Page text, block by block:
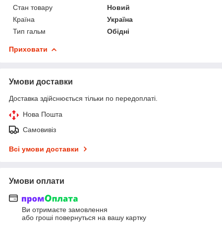
Стан товару
Новий
Країна
Україна
Тип гальм
Обідні
Приховати
Умови доставки
Доставка здійснюється тільки по передоплаті.
Нова Пошта
Самовивіз
Всі умови доставки
Умови оплати
Ви отримаєте замовлення
або гроші повернуться на вашу картку